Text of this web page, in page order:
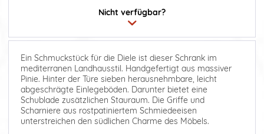
Nicht verfügbar?
Ein Schmuckstück für die Diele ist dieser Schrank im
mediterranen Landhausstil. Handgefertigt aus massiver
Pinie. Hinter der Türe sieben herausnehmbare, leicht
abgeschrägte Einlegeböden. Darunter bietet eine
Schublade zusätzlichen Stauraum. Die Griffe und
Scharniere aus rostpatiniertem Schmiedeeisen
unterstreichen den südlichen Charme des Möbels.